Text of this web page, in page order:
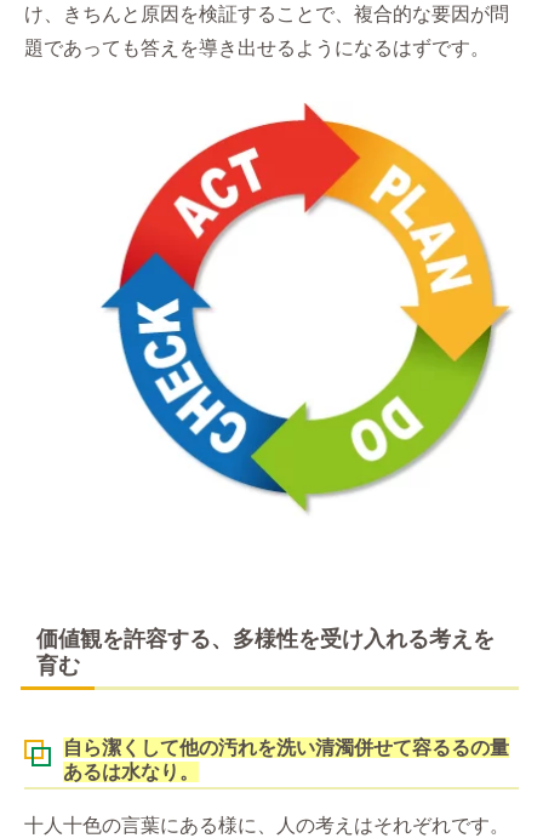
け、きちんと原因を検証することで、複合的な要因が問
題であっても答えを導き出せるようになるはずです。
価値観を許容する、多様性を受け入れる考えを
育む
自ら潔くして他の汚れを洗い清濁併せて容るるの量
あるは水なり。
十人十色の言葉にある様に、人の考えはそれぞれです。